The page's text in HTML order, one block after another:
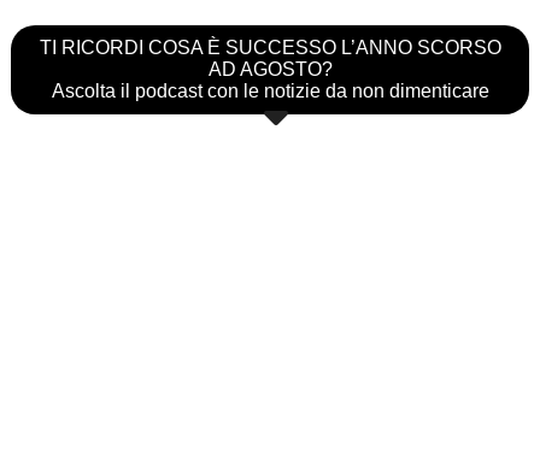
TI RICORDI COSA È SUCCESSO L’ANNO SCORSO
AD AGOSTO?
Ascolta il podcast con le notizie da non dimenticare